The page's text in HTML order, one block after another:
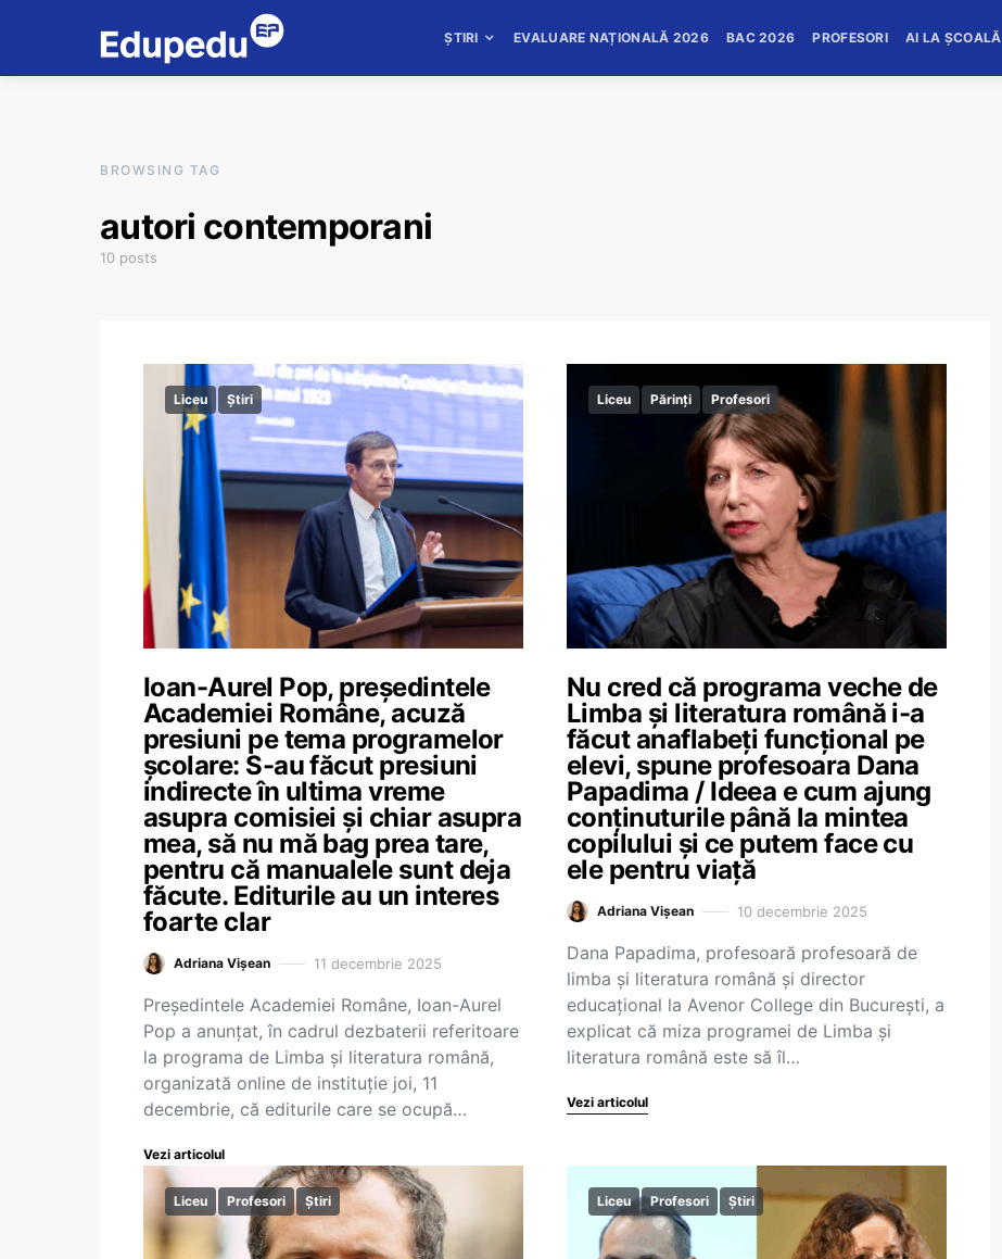
ȘTIRI EVALUARE NAȚIONALĂ 2026 BAC 2026 PROFESORI AI LA ȘCOALĂ
BROWSING TAG
autori contemporani
10 posts
Liceu Știri
Ioan-Aurel Pop, președintele
Academiei Române, acuză
presiuni pe tema programelor
școlare: S-au făcut presiuni
indirecte în ultima vreme
asupra comisiei și chiar asupra
mea, să nu mă bag prea tare,
pentru că manualele sunt deja
făcute. Editurile au un interes
foarte clar
Adriana Vișean 11 decembrie 2025
Președintele Academiei Române, Ioan-Aurel
Pop a anunțat, în cadrul dezbaterii referitoare
la programa de Limba și literatura română,
organizată online de instituție joi, 11
decembrie, că editurile care se ocupă…
Vezi articolul
Liceu Părinți Profesori
Nu cred că programa veche de
Limba și literatura română i-a
făcut anaflabeți funcțional pe
elevi, spune profesoara Dana
Papadima / Ideea e cum ajung
conținuturile până la mintea
copilului și ce putem face cu
ele pentru viață
Adriana Vișean 10 decembrie 2025
Dana Papadima, profesoară profesoară de
limba și literatura română și director
educațional la Avenor College din București, a
explicat că miza programei de Limba și
literatura română este să îl…
Vezi articolul
Liceu Profesori Știri Liceu Profesori Știri